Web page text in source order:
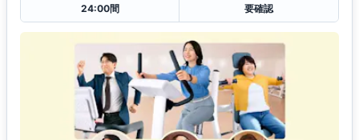
24:00間
要確認